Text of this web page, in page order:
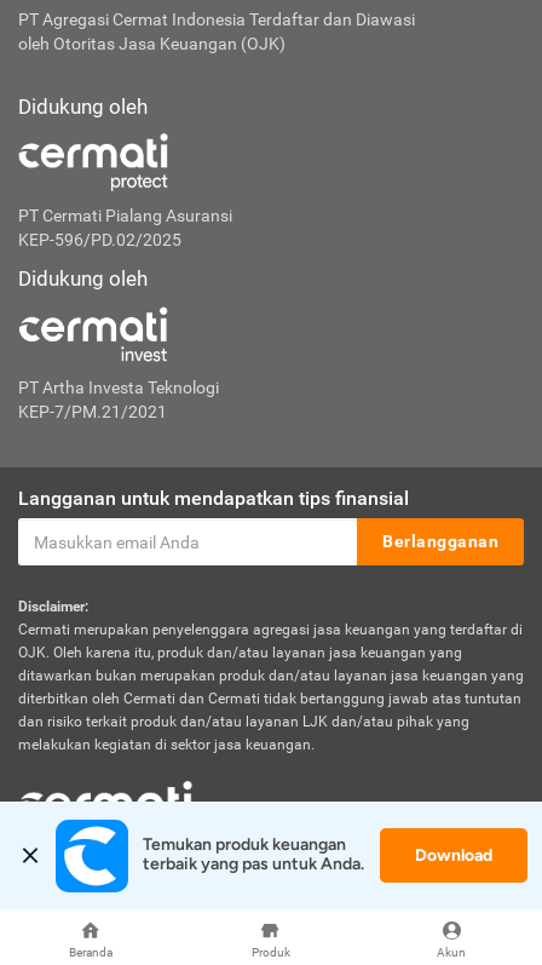
Beranda Produk Akun
PT Agregasi Cermat Indonesia Terdaftar dan Diawasi
oleh Otoritas Jasa Keuangan (OJK)
Didukung oleh
PT Cermati Pialang Asuransi
KEP-596/PD.02/2025
Didukung oleh
PT Artha Investa Teknologi
KEP-7/PM.21/2021
Langganan untuk mendapatkan tips finansial
Berlangganan
Disclaimer:
Cermati merupakan penyelenggara agregasi jasa keuangan yang terdaftar di
OJK. Oleh karena itu, produk dan/atau layanan jasa keuangan yang
ditawarkan bukan merupakan produk dan/atau layanan jasa keuangan yang
diterbitkan oleh Cermati dan Cermati tidak bertanggung jawab atas tuntutan
dan risiko terkait produk dan/atau layanan LJK dan/atau pihak yang
melakukan kegiatan di sektor jasa keuangan.
© 2026 Cermati. All Rights Reserved.
Temukan produk keuangan
terbaik yang pas untuk Anda.
Download